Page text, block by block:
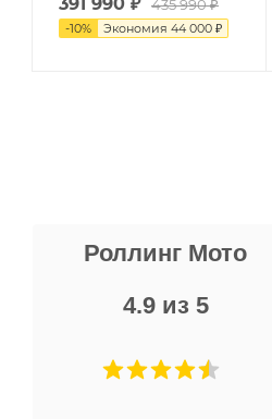
435 990₽
-10% Экономия 44 000 ₽
Роллинг Мото
4.9 из 5
Не понравились условия
и дают только на год)